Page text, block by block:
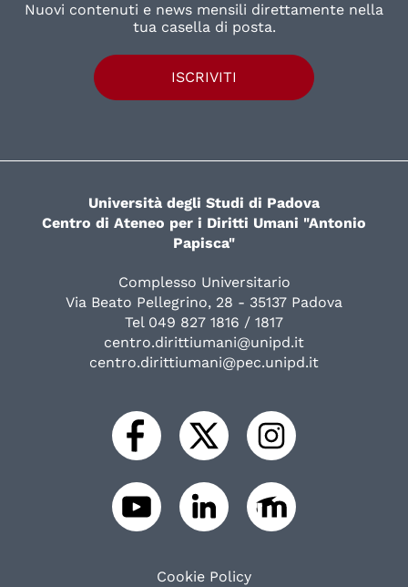
Nuovi contenuti e news mensili direttamente nella
tua casella di posta.
ISCRIVITI
Università degli Studi di Padova
Centro di Ateneo per i Diritti Umani "Antonio
Papisca"
Complesso Universitario
Via Beato Pellegrino, 28 - 35137 Padova
Tel 049 827 1816 / 1817
centro.dirittiumani@unipd.it
centro.dirittiumani@pec.unipd.it
Cookie Policy